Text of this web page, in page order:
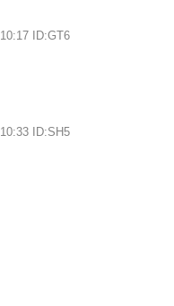
ID:GT6
ID:SH5